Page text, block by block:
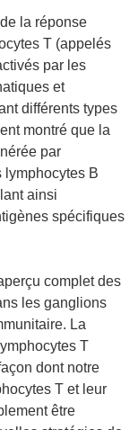
la réponse
T (appelés
par les
et
différents types
montré que la
par
lymphocytes B
ainsi
spécifiques
complet des
les ganglions
La
T
dont notre
T et leur
être